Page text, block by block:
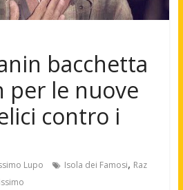
bacchetta
per le nuove
contro i
Lupo Isola dei Famosi, Raz